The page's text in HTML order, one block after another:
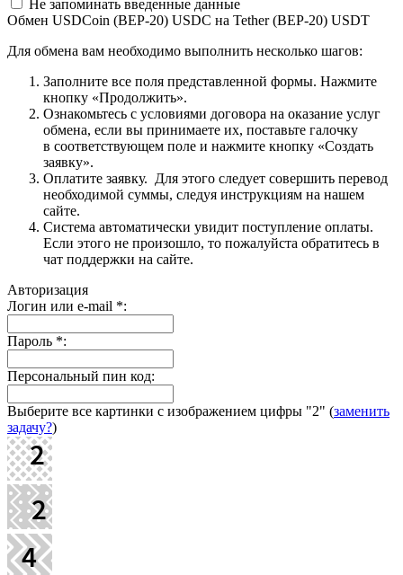
Не запоминать введенные данные
Обмен USDCoin (BEP-20) USDC на Tether (BEP-20) USDT
Для обмена вам необходимо выполнить несколько шагов:
Заполните все поля представленной формы. Нажмите
кнопку «Продолжить».
Ознакомьтесь с условиями договора на оказание услуг
обмена, если вы принимаете их, поставьте галочку
в соответствующем поле и нажмите кнопку «Создать
заявку».
Оплатите заявку. Для этого следует совершить перевод
необходимой суммы, следуя инструкциям на нашем
сайте.
Система автоматически увидит поступление оплаты.
Если этого не произошло, то пожалуйста обратитесь в
чат поддержки на сайте.
Авторизация
Логин или e-mail *:
Пароль *:
Персональный пин код:
Выберите все картинки с изображением цифры "2" (заменить
задачу?)